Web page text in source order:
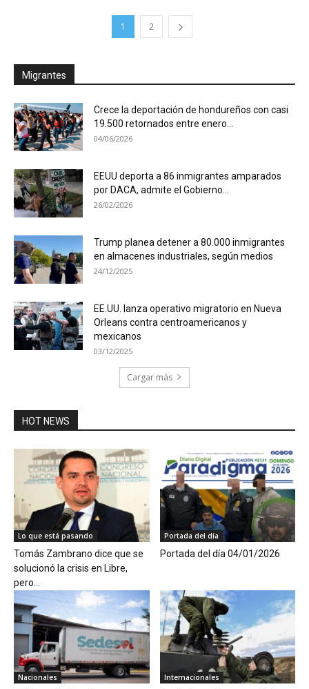
1 2
Migrantes
Crece la deportación de hondureños con casi
19.500 retornados entre enero...
04/06/2026
EEUU deporta a 86 inmigrantes amparados
por DACA, admite el Gobierno...
26/02/2026
Trump planea detener a 80.000 inmigrantes
en almacenes industriales, según medios
24/12/2025
EE.UU. lanza operativo migratorio en Nueva
Orleans contra centroamericanos y
mexicanos
03/12/2025
Cargar más
HOT NEWS
Lo que está pasando
Tomás Zambrano dice que se
solucionó la crisis en Libre,
pero...
Portada del día
Portada del día 04/01/2026
Nacionales Internacionales